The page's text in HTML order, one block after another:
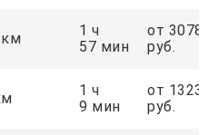
км
1 ч
57 мин
от 3078
руб.
1 ч
9 мин
от 1323
руб.